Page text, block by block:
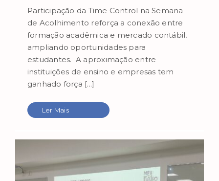
Participação da Time Control na Semana
de Acolhimento reforça a conexão entre
formação acadêmica e mercado contábil,
ampliando oportunidades para
estudantes. A aproximação entre
instituições de ensino e empresas tem
ganhado força [...]
Ler Mais